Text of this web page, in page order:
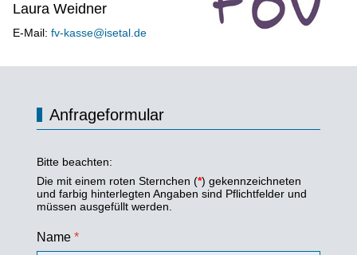
Laura Weidner
E-Mail:fv-kasse@isetal.de
Anfrageformular
Bitte beachten:
Die mit einem roten Sternchen (*) gekennzeichneten
und farbig hinterlegten Angaben sind Pflichtfelder und
müssen ausgefüllt werden.
Name*